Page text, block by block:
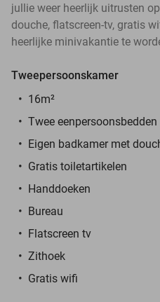
jullie weer heerlijk uitrusten
douche, flatscreen-tv, gratis
heerlijke minivakantie te
Tweepersoonskamer
16m²
Twee eenpersoonsbedden
Eigen badkamer met
Gratis toiletartikelen
Handdoeken
Bureau
Flatscreen tv
Zithoek
Gratis wifi